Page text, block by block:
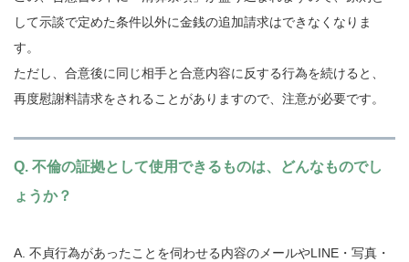
して示談で定めた条件以外に金銭の追加請求はできなくなりま
す。
ただし、合意後に同じ相手と合意内容に反する行為を続けると、
再度慰謝料請求をされることがありますので、注意が必要です。
Q. 不倫の証拠として使用できるものは、どんなものでし
ょうか？
A. 不貞行為があったことを伺わせる内容のメールやLINE・写真・